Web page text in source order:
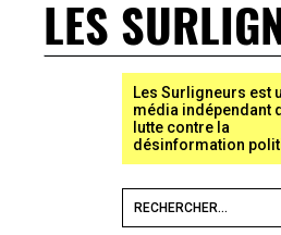
LES
Les Surligneurs est
média indépendant
lutte contre la
désinformation